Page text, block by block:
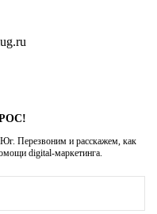
Перезвоним и расскажем, как
digital-маркетинга.